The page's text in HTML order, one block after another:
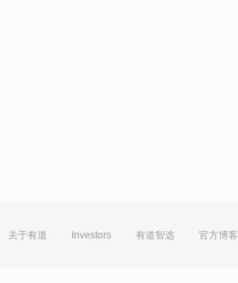
关于有道 Investors 有道智选 官方博客